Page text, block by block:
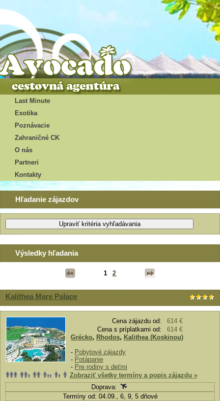
Last Minute
Exotika
Poznávacie
Zahraničné CK
O nás
Partneri
Kontakty
Hľadanie zájazdov
Výsledky hľadania
1 2
Kalithea Mare Palace
Cena zájazdu od:
614 €
Cena s príplatkami od:
614 €
Grécko, Rhodos, Kalithea (Koskinou)
- Pobytové zájazdy
- Potápanie
- Pre rodiny s deťmi
Zobraziť všetky termíny a popis zájazdu »
Doprava:
Termíny od: 04.09., 6, 9, 5 dňové